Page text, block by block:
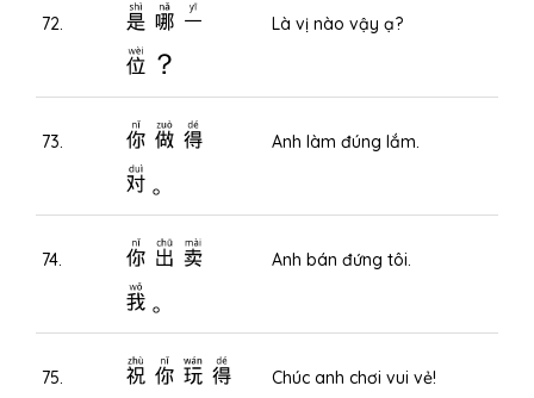
72.
是哪一
位？
Là vị nào vậy ạ?
73.
你做得
对。
Anh làm đúng lắm.
74.
你出卖
我。
Anh bán đứng tôi.
75.
祝你玩得
Chúc anh chơi vui vẻ!